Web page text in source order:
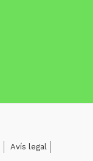
Avís legal